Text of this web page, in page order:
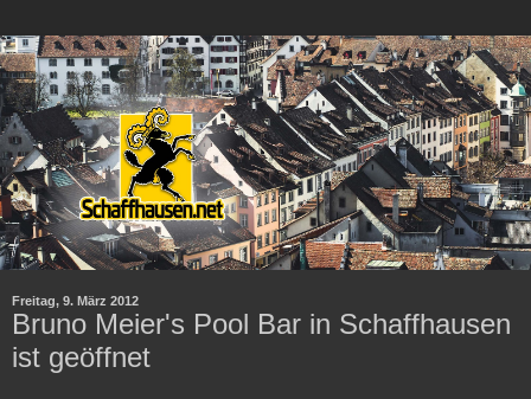
Freitag, 9. März 2012
Bruno Meier's Pool Bar in Schaffhausen
ist geöffnet